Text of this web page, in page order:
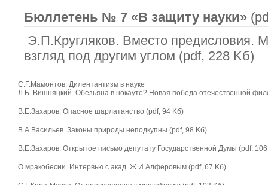
Бюллетень № 7 «В защиту науки»
Э.П.Кругляков. Вместо предисловия.
взгляд под другим углом (pdf, 228 Kб)
С.Г.Мамонтов. Дилентантизм в науке
Л.Б. Вишняцкий. Обезьяна в нокауте? Новая победа отечественной
В.Е.Захаров. Опасное шарлатанство (pdf, 94 Kб)
В.А.Васильев. Законы природы неподкупны (pdf, 98 Kб)
В.Е.Захаров. Открытое письмо депутату Государственной Думы (pdf,
О мракобесии. Интервью с акад. Ж.И.Алферовым (pdf, 67 Kб)